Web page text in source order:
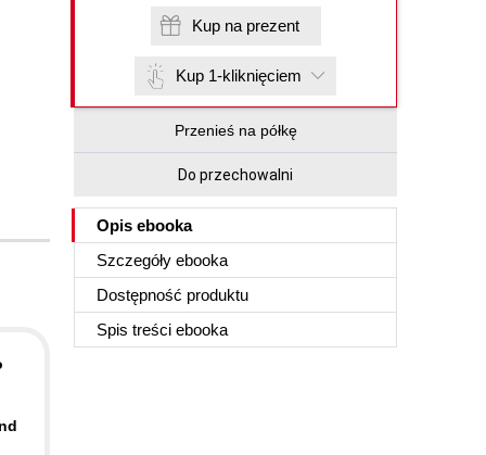
Kup na prezent
Kup 1-kliknięciem
Przenieś na półkę
Do przechowalni
Opis ebooka
Szczegóły ebooka
Dostępność produktu
Spis treści ebooka